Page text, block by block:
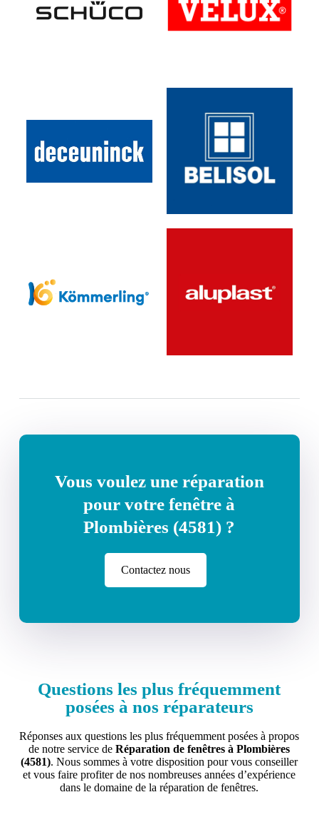
Vous voulez une réparation
pour votre fenêtre à
Plombières (4581) ?
Contactez nous
Questions les plus fréquemment
posées à nos réparateurs
Réponses aux questions les plus fréquemment posées à propos
de notre service deRéparation de fenêtres à Plombières
(4581). Nous sommes à votre disposition pour vous conseiller
et vous faire profiter de nos nombreuses années d’expérience
dans le domaine de la réparation de fenêtres.